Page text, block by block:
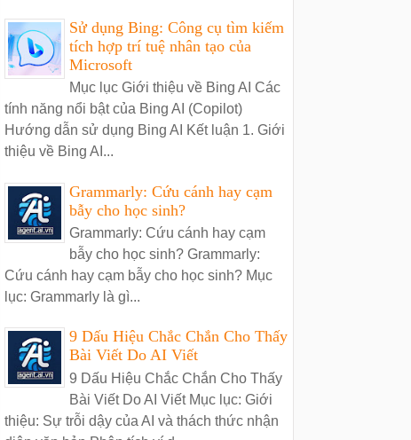
Sử dụng Bing: Công cụ tìm kiếm
tích hợp trí tuệ nhân tạo của
Microsoft
Mục lục Giới thiệu về Bing AI Các
tính năng nổi bật của Bing AI (Copilot)
Hướng dẫn sử dụng Bing AI Kết luận 1. Giới
thiệu về Bing AI...
Grammarly: Cứu cánh hay cạm
bẫy cho học sinh?
Grammarly: Cứu cánh hay cạm
bẫy cho học sinh? Grammarly:
Cứu cánh hay cạm bẫy cho học sinh? Mục
lục: Grammarly là gì...
9 Dấu Hiệu Chắc Chắn Cho Thấy
Bài Viết Do AI Viết
9 Dấu Hiệu Chắc Chắn Cho Thấy
Bài Viết Do AI Viết Mục lục: Giới
thiệu: Sự trỗi dậy của AI và thách thức nhận